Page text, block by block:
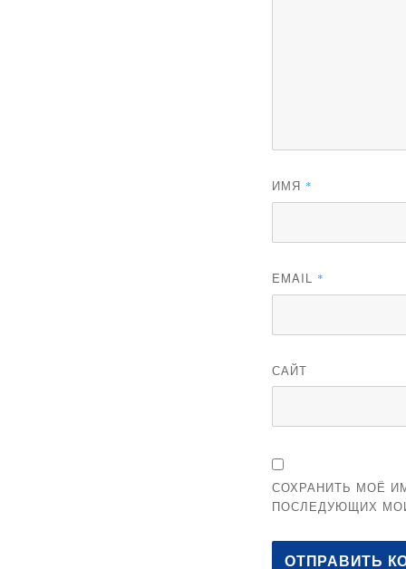
ИМЯ *
EMAIL *
САЙТ
СОХРАНИТЬ МОЁ
ПОСЛЕДУЮЩИХ